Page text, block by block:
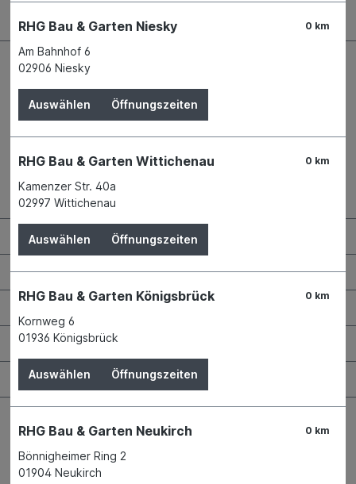
Kontaktdaten und Öffnungszeiten
RHG Helfer
Wissenswertes
Maschinen & Werkzeuge
Bauen & Renovieren
Garten & Landschaftsbau
0 km
RHG Bau & Garten Niesky
Am Bahnhof 6
02906 Niesky
Auswählen Öffnungszeiten
0 km
RHG Bau & Garten Wittichenau
Kamenzer Str. 40a
02997 Wittichenau
Auswählen Öffnungszeiten
0 km
RHG Bau & Garten Königsbrück
Kornweg 6
01936 Königsbrück
Auswählen Öffnungszeiten
0 km
RHG Bau & Garten Neukirch
Bönnigheimer Ring 2
01904 Neukirch